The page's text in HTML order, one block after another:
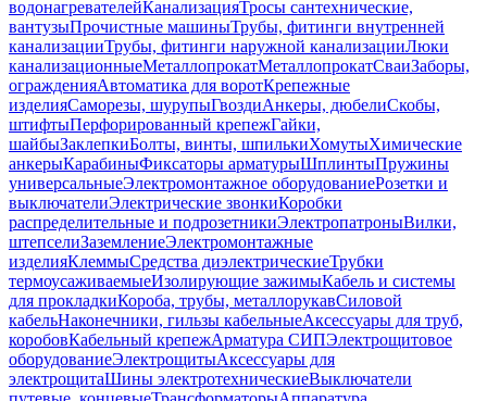
водонагревателейКанализацияТросы сантехнические,
вантузыПрочистные машиныТрубы, фитинги внутренней
канализацииТрубы, фитинги наружной канализацииЛюки
канализационныеМеталлопрокатМеталлопрокатСваиЗаборы,
огражденияАвтоматика для воротКрепежные
изделияСаморезы, шурупыГвоздиАнкеры, дюбелиСкобы,
штифтыПерфорированный крепежГайки,
шайбыЗаклепкиБолты, винты, шпилькиХомутыХимические
анкерыКарабиныФиксаторы арматурыШплинтыПружины
универсальныеЭлектромонтажное оборудованиеРозетки и
выключателиЭлектрические звонкиКоробки
распределительные и подрозетникиЭлектропатроныВилки,
штепселиЗаземлениеЭлектромонтажные
изделияКлеммыСредства диэлектрическиеТрубки
термоусаживаемыеИзолирующие зажимыКабель и системы
для прокладкиКороба, трубы, металлорукавСиловой
кабельНаконечники, гильзы кабельныеАксессуары для труб,
коробовКабельный крепежАрматура СИПЭлектрощитовое
оборудованиеЭлектрощитыАксессуары для
электрощитаШины электротехническиеВыключатели